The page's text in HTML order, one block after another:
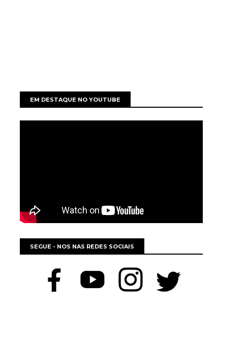
EM DESTAQUE NO YOUTUBE
SEGUE - NOS NAS REDES SOCIAIS